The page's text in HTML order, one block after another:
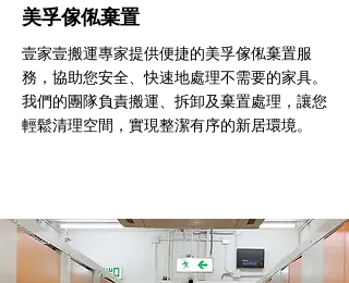
美孚傢俬棄置
壹家壹搬運專家提供便捷的美孚傢俬棄置服
務，協助您安全、快速地處理不需要的家具。
我們的團隊負責搬運、拆卸及棄置處理，讓您
輕鬆清理空間，實現整潔有序的新居環境。